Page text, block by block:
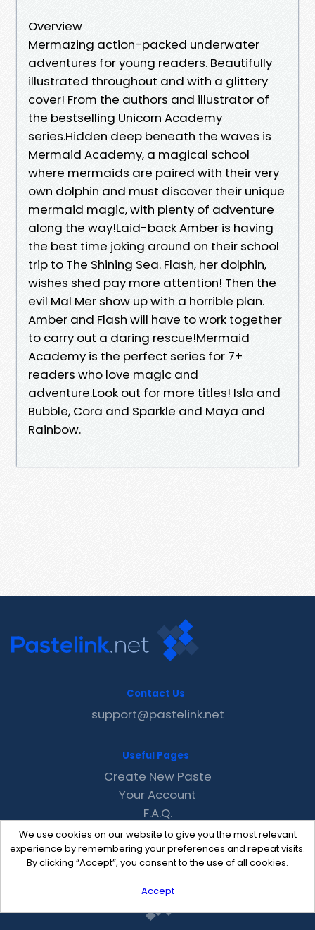
Overview
Mermazing action-packed underwater
adventures for young readers. Beautifully
illustrated throughout and with a glittery
cover! From the authors and illustrator of
the bestselling Unicorn Academy
series.Hidden deep beneath the waves is
Mermaid Academy, a magical school
where mermaids are paired with their very
own dolphin and must discover their unique
mermaid magic, with plenty of adventure
along the way!Laid-back Amber is having
the best time joking around on their school
trip to The Shining Sea. Flash, her dolphin,
wishes shed pay more attention! Then the
evil Mal Mer show up with a horrible plan.
Amber and Flash will have to work together
to carry out a daring rescue!Mermaid
Academy is the perfect series for 7+
readers who love magic and
adventure.Look out for more titles! Isla and
Bubble, Cora and Sparkle and Maya and
Rainbow.
We use cookies on our website to give you the most relevant
experience by remembering your preferences and repeat visits.
By clicking “Accept”, you consent to the use of all cookies.
Accept
Contact Us
support@pastelink.net
Useful Pages
Create New Paste
Your Account
F.A.Q.
Recent
Contact